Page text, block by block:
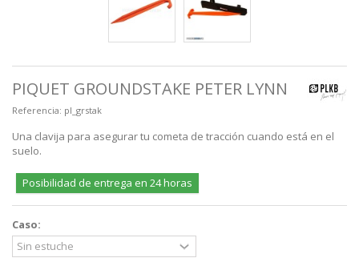
PIQUET GROUNDSTAKE PETER LYNN
Referencia: pl_grstak
Una clavija para asegurar tu cometa de tracción cuando está en el
suelo.
Posibilidad de entrega en 24 horas
Caso: